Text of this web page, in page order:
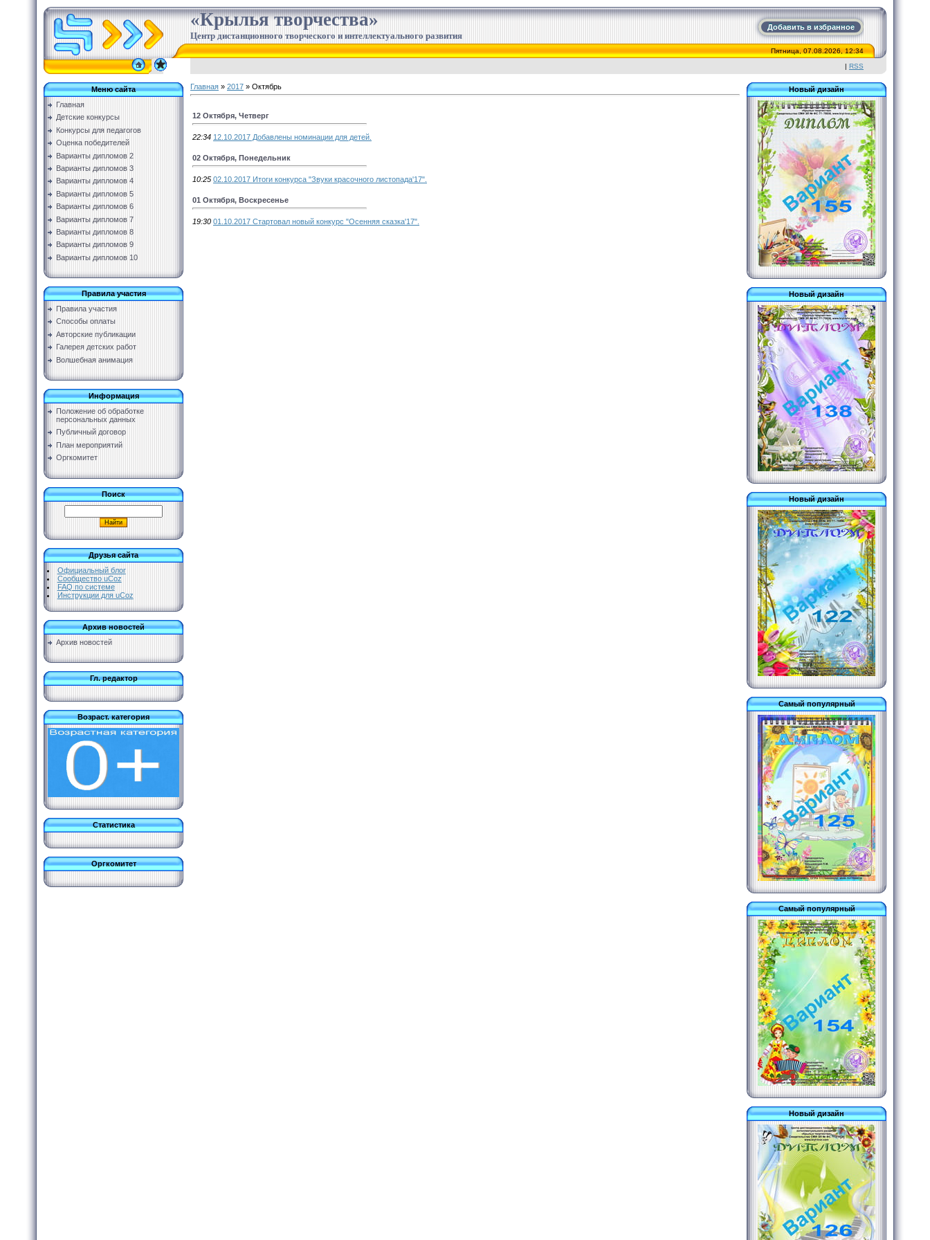
Добавить в избранное
«Крылья творчества»
Центр дистанционного творческого и интеллектуального развития
Пятница, 07.08.2026, 12:34
| RSS
Меню сайта
Главная
Детские конкурсы
Конкурсы для педагогов
Оценка победителей
Варианты дипломов 2
Варианты дипломов 3
Варианты дипломов 4
Варианты дипломов 5
Варианты дипломов 6
Варианты дипломов 7
Варианты дипломов 8
Варианты дипломов 9
Варианты дипломов 10
Правила участия
Правила участия
Способы оплаты
Авторские публикации
Галерея детских работ
Волшебная анимация
Информация
Положение об обработке
персональных данных
Публичный договор
План мероприятий
Оргкомитет
Поиск
Друзья сайта
Официальный блог
Сообщество uCoz
FAQ по системе
Инструкции для uCoz
Архив новостей
Архив новостей
Гл. редактор
Возраст. категория
Статистика
Оргкомитет
Главная » 2017 » Октябрь
12 Октября, Четверг
22:34 12.10.2017 Добавлены номинации для детей.
02 Октября, Понедельник
10:25 02.10.2017 Итоги конкурса "Звуки красочного листопада'17".
01 Октября, Воскресенье
19:30 01.10.2017 Стартовал новый конкурс "Осенняя сказка'17".
Новый дизайн
Новый дизайн
Новый дизайн
Самый популярный
Самый популярный
Новый дизайн